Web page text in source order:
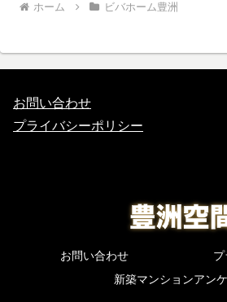
ホーム ビバホーム豊洲
お問い合わせ
プライバシーポリシー
お問い合わせ
新築マンションアン